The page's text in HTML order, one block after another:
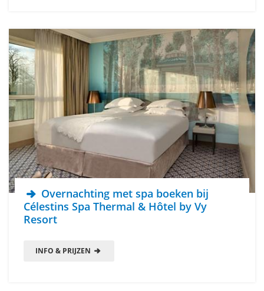
Overnachting met spa boeken bij
Célestins Spa Thermal & Hôtel by Vy
Resort
INFO & PRIJZEN